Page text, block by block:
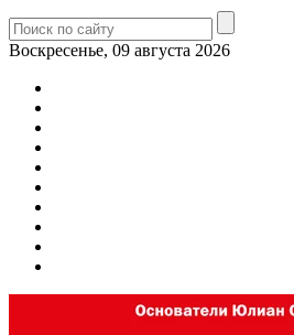
Воскресенье, 09 августа 2026